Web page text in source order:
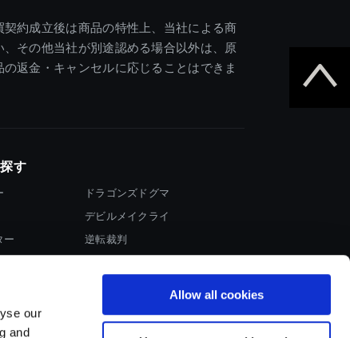
our
and
Allow all cookies
契約成立後は商品の特性上、当社による商
、その他当社が別途認める場合以外は、原
の返金・キャンセルに応じることはできま
す
ー
ドラゴンズドグマ
デビルメイクライ
逆転裁判